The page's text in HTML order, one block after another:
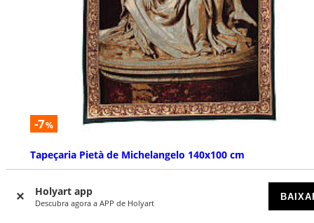
Holyart app
Descubra agora a APP de Holyart
-7%
Tapeçaria Pietà de Michelangelo 140x100 cm
€ 129,00